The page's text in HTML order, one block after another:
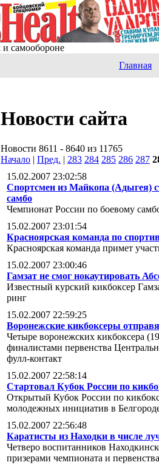
Главная
Новости сайта
Новости 8611 - 8640 из 11765
Начало | Пред. | 283 284 285 286 287
15.02.2007 23:02:58
Спортсмен из Майкопа (Адыгея)
самбо
Чемпионат России по боевому
15.02.2007 23:01:54
Красноярская команда по
Красноярская команда примет
15.02.2007 23:00:46
Гамзат не смог нокаутировать
Известный курский кикбоксер
ринг
15.02.2007 22:59:25
Воронежские кикбоксеры
Четыре воронежских кикбоксера
финалистами первенства
фулл-контакт
15.02.2007 22:58:14
Стартовал Кубок России по
Открытый Кубок России по
молодежных инициатив в
15.02.2007 22:56:48
Каратисты из Находки в числе
Четверо воспитанников
призерами чемпионата и